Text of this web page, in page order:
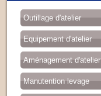
Outillage d'atelier
Equipement d'atelier
Aménagement d'atelier
Manutention levage